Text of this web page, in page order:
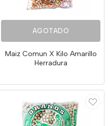
AGOTADO
Maiz Comun X Kilo Amarillo
Herradura